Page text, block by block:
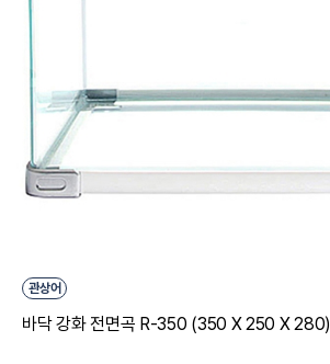
관상어
바닥 강화 전면곡 R-350 (350 X 250 X 280)